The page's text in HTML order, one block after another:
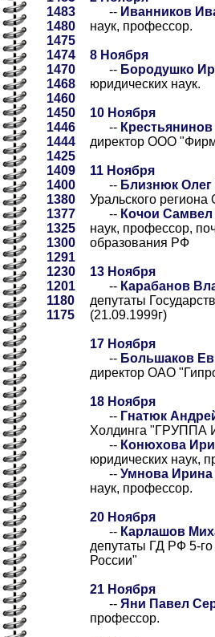
1483
1480
1475
1474
1470
1468
1460
1450
1446
1444
1425
1409
1400
1380
1377
1325
1300
1291
1230
1201
1180
1175
-- Иванников
наук, профессор.
8 Ноября
-- Бородушко
юридических наук.
10 Ноября
--
директор ООО
11 Ноября
-- Близнюк Олег
Уральского
-- Кочои Самвел
наук, профессор,
образования РФ
13 Ноября
-- Карабанов
депутаты
(21.09.1999г)
17 Ноября
-- Большаков
директор ОАО
18 Ноября
-- Гнатюк
Холдинга "ГРУППА
-- Конюхова
юридических наук,
-- Умнова Ирина
наук, профессор.
20 Ноября
-- Карлашов
депутаты ГД РФ 5-
России"
21 Ноября
-- Яни Павел
профессор.